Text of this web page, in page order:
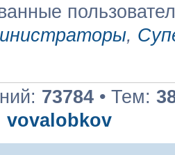
,
73784 • Тем:
vovalobkov